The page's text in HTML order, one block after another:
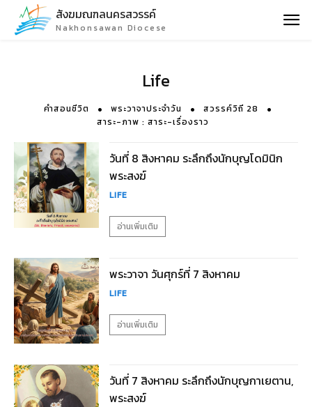
สังฆมณฑลนครสวรรค์
Nakhonsawan Diocese
Life
คำสอนชีวิต พระวาจาประจำวัน
สวรรค์วิถี 28
สาระ-ภาพ : สาระ-เรื่องราว
วันที่ 8 สิงหาคม ระลึกถึงนักบุญโดมินิก
พระสงฆ์
LIFE
อ่านเพิ่มเติม
พระวาจา วันศุกร์ที่ 7 สิงหาคม
LIFE
อ่านเพิ่มเติม
วันที่ 7 สิงหาคม ระลึกถึงนักบุญกาเยตาน,
พระสงฆ์